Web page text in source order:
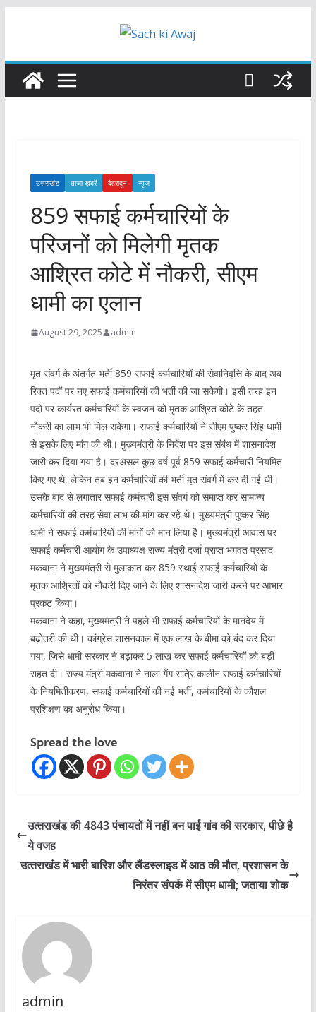
उत्तराखंड ताज़ा ख़बरें देहरादून न्यूज़
859 सफाई कर्मचारियों के
परिजनों को मिलेगी मृतक
आश्रित कोटे में नौकरी, सीएम
धामी का एलान
August 29, 2025 admin
मृत संवर्ग के अंतर्गत भर्ती 859 सफाई कर्मचारियों की सेवानिवृत्ति के बाद अब
रिक्त पदों पर नए सफाई कर्मचारियों की भर्ती की जा सकेगी। इसी तरह इन
पदों पर कार्यरत कर्मचारियों के स्वजन को मृतक आश्रित कोटे के तहत
नौकरी का लाभ भी मिल सकेगा। सफाई कर्मचारियों ने सीएम पुष्कर सिंह धामी
से इसके लिए मांग की थी। मुख्यमंत्री के निर्देश पर इस संबंध में शासनादेश
जारी कर दिया गया है। दरअसल कुछ वर्ष पूर्व 859 सफाई कर्मचारी नियमित
किए गए थे, लेकिन तब इन कर्मचारियों की भर्ती मृत संवर्ग में कर दी गई थी।
उसके बाद से लगातार सफाई कर्मचारी इस संवर्ग को समाप्त कर सामान्य
कर्मचारियों की तरह सेवा लाभ की मांग कर रहे थे। मुख्यमंत्री पुष्कर सिंह
धामी ने सफाई कर्मचारियों की मांगों को मान लिया है। मुख्यमंत्री आवास पर
सफाई कर्मचारी आयोग के उपाध्यक्ष राज्य मंत्री दर्जा प्राप्त भगवत प्रसाद
मकवाना ने मुख्यमंत्री से मुलाकात कर 859 स्थाई सफाई कर्मचारियों के
मृतक आश्रितों को नौकरी दिए जाने के लिए शासनादेश जारी करने पर आभार
प्रकट किया।
मकवाना ने कहा, मुख्यमंत्री ने पहले भी सफाई कर्मचारियों के मानदेय में
बढ़ोतरी की थी। कांग्रेस शासनकाल में एक लाख के बीमा को बंद कर दिया
गया, जिसे धामी सरकार ने बढ़ाकर 5 लाख कर सफाई कर्मचारियों को बड़ी
राहत दी। राज्य मंत्री मकवाना ने नाला गैंग रात्रि कालीन सफाई कर्मचारियों
के नियमितीकरण, सफाई कर्मचारियों की नई भर्ती, कर्मचारियों के कौशल
प्रशिक्षण का अनुरोध किया।
Spread the love
उत्‍तराखंड की 4843 पंचायतों में नहीं बन पाई गांव की सरकार, पीछे है
ये वजह
उत्‍तराखंड में भारी बारिश और लैंडस्‍लाइड में आठ की मौत, प्रशासन के
निरंतर संपर्क में सीएम धामी; जताया शोक
admin